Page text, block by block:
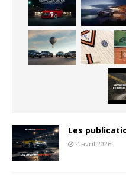
Les
4 avril 2026